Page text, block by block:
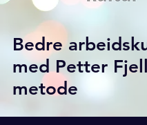
Bedre
med Petter
metode